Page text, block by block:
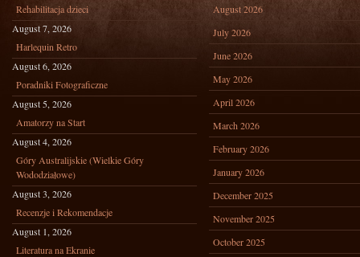
Rehabilitacja dzieci
August 7, 2026
Harlequin Retro
August 6, 2026
Poradniki Fotograficzne
August 5, 2026
Amatorzy na Start
August 4, 2026
Góry Australijskie (Wielkie Góry
Wododziałowe)
August 3, 2026
Recenzje i Rekomendacje
August 1, 2026
Literatura na Ekranie
August 2026
July 2026
June 2026
May 2026
April 2026
March 2026
February 2026
January 2026
December 2025
November 2025
October 2025